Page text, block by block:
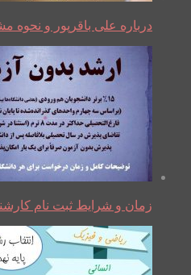
درباره علی باقرپور و نحوه
زمان و شرایط ثبت نام